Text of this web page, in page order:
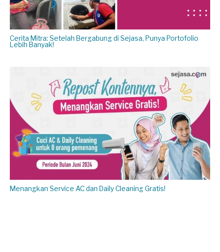
Cerita Mitra: Setelah Bergabung di Sejasa, Punya Portofolio
Lebih Banyak!
Menangkan Service AC dan Daily Cleaning Gratis!